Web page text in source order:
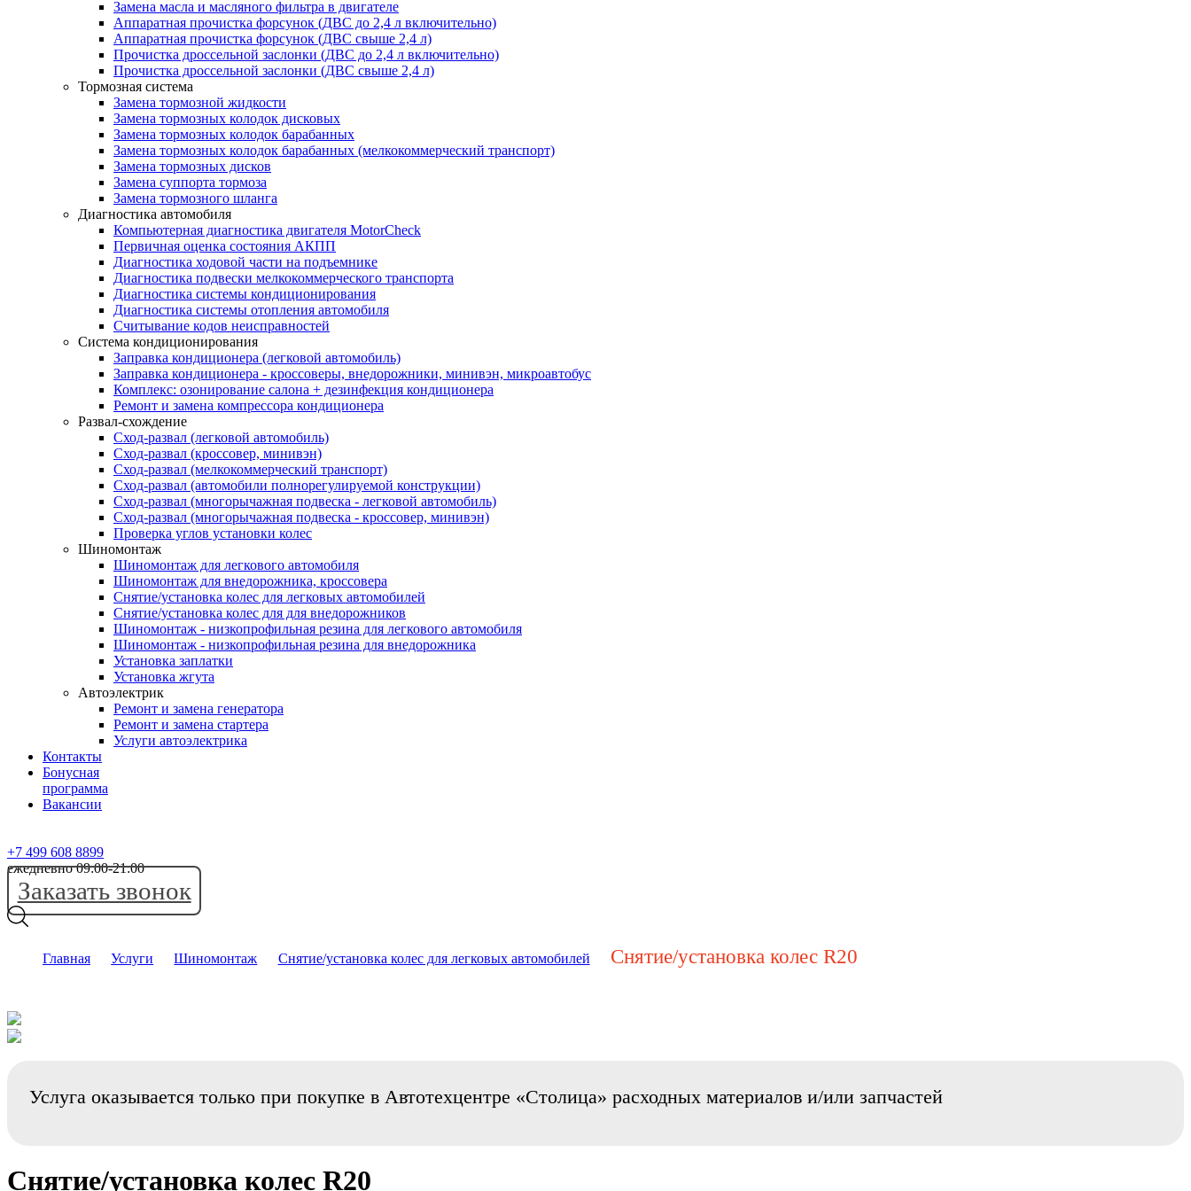
Замена масла и масляного фильтра в двигателе
Аппаратная прочистка форсунок (ДВС до 2,4 л включительно)
Аппаратная прочистка форсунок (ДВС свыше 2,4 л)
Прочистка дроссельной заслонки (ДВС до 2,4 л включительно)
Прочистка дроссельной заслонки (ДВС свыше 2,4 л)
Тормозная система
Замена тормозной жидкости
Замена тормозных колодок дисковых
Замена тормозных колодок барабанных
Замена тормозных колодок барабанных (мелкокоммерческий транспорт)
Замена тормозных дисков
Замена суппорта тормоза
Замена тормозного шланга
Диагностика автомобиля
Компьютерная диагностика двигателя MotorCheсk
Первичная оценка состояния АКПП
Диагностика ходовой части на подъемнике
Диагностика подвески мелкокоммерческого транспорта
Диагностика системы кондиционирования
Диагностика системы отопления автомобиля
Считывание кодов неисправностей
Система кондиционирования
Заправка кондиционера (легковой автомобиль)
Заправка кондиционера - кроссоверы, внедорожники, минивэн, микроавтобус
Комплекс: озонирование салона + дезинфекция кондиционера
Ремонт и замена компрессора кондиционера
Развал-схождение
Сход-развал (легковой автомобиль)
Сход-развал (кроссовер, минивэн)
Сход-развал (мелкокоммерческий транспорт)
Сход-развал (автомобили полнорегулируемой конструкции)
Сход-развал (многорычажная подвеска - легковой автомобиль)
Сход-развал (многорычажная подвеска - кроссовер, минивэн)
Проверка углов установки колес
Шиномонтаж
Шиномонтаж для легкового автомобиля
Шиномонтаж для внедорожника, кроссовера
Снятие/установка колес для легковых автомобилей
Снятие/установка колес для для внедорожников
Шиномонтаж - низкопрофильная резина для легкового автомобиля
Шиномонтаж - низкопрофильная резина для внедорожника
Установка заплатки
Установка жгута
Автоэлектрик
Ремонт и замена генератора
Ремонт и замена стартера
Услуги автоэлектрика
Контакты
Бонусная
программа
Вакансии
+7 499 608 8899
ежедневно 09:00-21:00
Заказать звонок
Главная Услуги Шиномонтаж Снятие/установка колес для легковых автомобилей Снятие/установка колес R20
Услуга оказывается только при покупке в Автотехцентре «Столица» расходных материалов и/или запчастей
Снятие/установка колес R20